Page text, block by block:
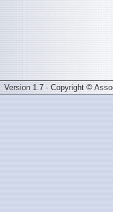
Version 1.7 - Copyright ©